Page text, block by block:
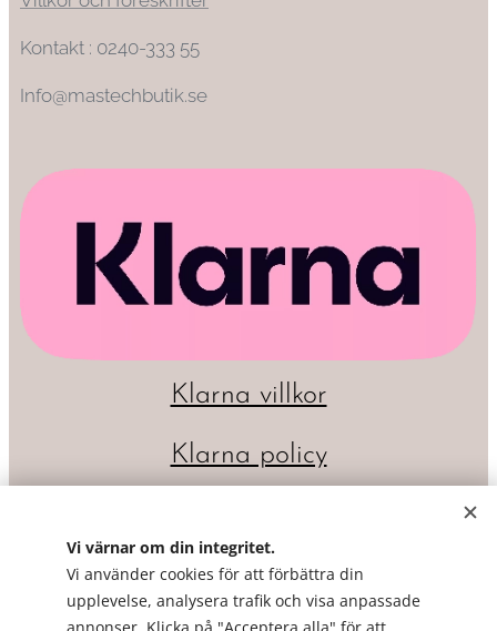
Kontakt : 0240-333 55
Info@mastechbutik.se
Klarna villkor
Klarna policy
Vi värnar om din integritet.
Vi använder cookies för att förbättra din
upplevelse, analysera trafik och visa anpassade